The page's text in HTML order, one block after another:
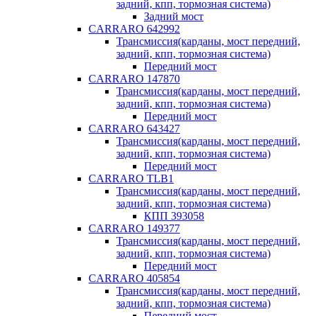
задний, кпп, тормозная система)
Задний мост
CARRARO 642992
Трансмиссия(карданы, мост передний,
задний, кпп, тормозная система)
Передний мост
CARRARO 147870
Трансмиссия(карданы, мост передний,
задний, кпп, тормозная система)
Передний мост
CARRARO 643427
Трансмиссия(карданы, мост передний,
задний, кпп, тормозная система)
Передний мост
CARRARO TLB1
Трансмиссия(карданы, мост передний,
задний, кпп, тормозная система)
КПП 393058
CARRARO 149377
Трансмиссия(карданы, мост передний,
задний, кпп, тормозная система)
Передний мост
CARRARO 405854
Трансмиссия(карданы, мост передний,
задний, кпп, тормозная система)